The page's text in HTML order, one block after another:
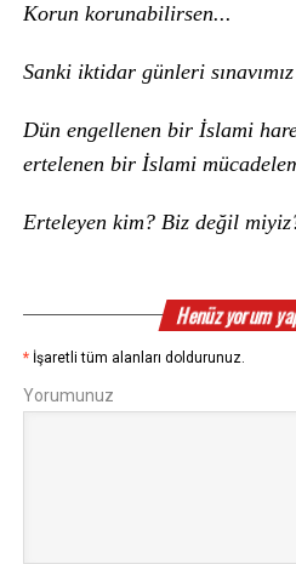
Korun korunabilirsen...
Sanki iktidar günleri
Dün engellenen bir İslami
ertelenen bir İslami
Erteleyen kim? Biz değil
Henüz yorum
* İşaretli tüm alanları doldurunuz.
Yorumunuz